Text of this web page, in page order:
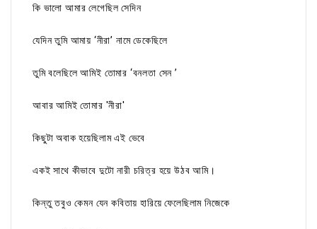
কি ভালো আমার লেগেছিল সেদিন
যেদিন তুমি আমায় ‘নীরা’ নামে ডেকেছিলে
তুমি বলেছিলে আমিই তোমার ‘বনলতা সেন ’
আবার আমিই তোমার 'নীরা'
কিছুটা অবাক হয়েছিলাম এই ভেবে
একই সাথে কীভাবে দুটো নারী চরিত্র হয়ে উঠব আমি।
কিন্তু তবুও কেমন যেন কবিতায় হারিয়ে ফেলেছিলাম নিজেকে